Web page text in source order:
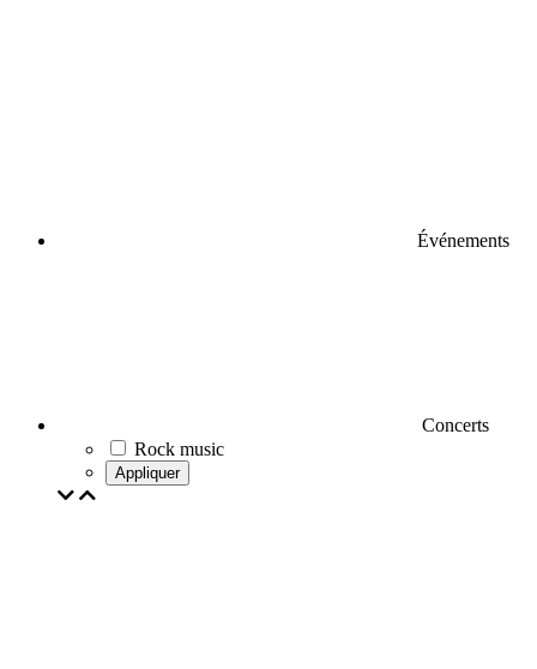
Événements
Concerts
Rock music
Appliquer